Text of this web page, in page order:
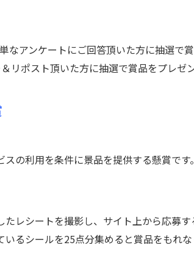
なアンケートにご回答頂いた方に抽選で
＆リポスト頂いた方に抽選で賞品をプレゼ
の利用を条件に景品を提供する懸賞です。
たレシートを撮影し、サイト上から応募
いるシールを25点分集めると賞品をもれな